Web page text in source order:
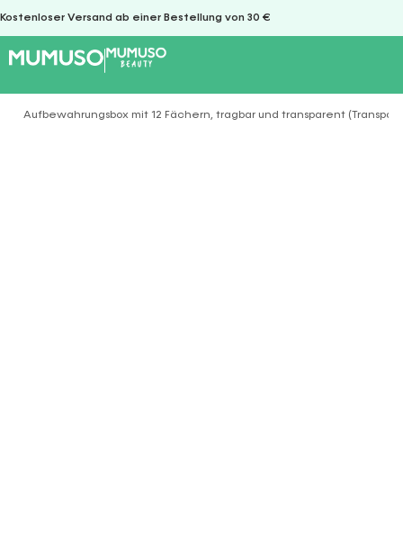
Kostenloser Versand ab einer Bestellung von 30 €
Sie befinden sich hier:
Aufbewahrungsbox mit 12 Fächern, tragbar und transparent